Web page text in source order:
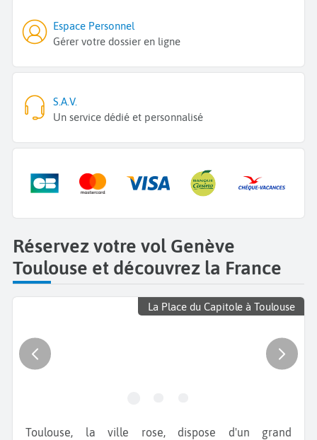
Espace Personnel
Gérer votre dossier en ligne
S.A.V.
Un service dédié et personnalisé
Réservez votre vol Genève
Toulouse et découvrez la France
La Place du Capitole à Toulouse
Toulouse, la ville rose, dispose d'un grand